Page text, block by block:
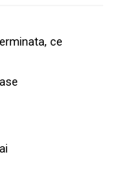
ce